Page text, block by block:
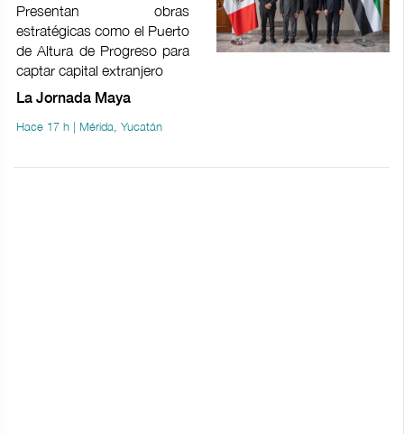
Presentan obras
estratégicas como el Puerto
de Altura de Progreso para
captar capital extranjero
La Jornada Maya
Hace 17 h | Mérida, Yucatán